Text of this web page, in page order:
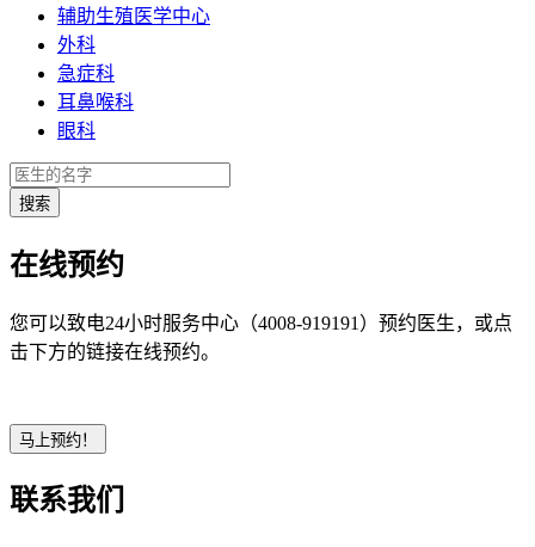
辅助生殖医学中心
外科
急症科
耳鼻喉科
眼科
在线预约
您可以致电24小时服务中心（4008-919191）预约医生，或点
击下方的链接在线预约。
联系我们